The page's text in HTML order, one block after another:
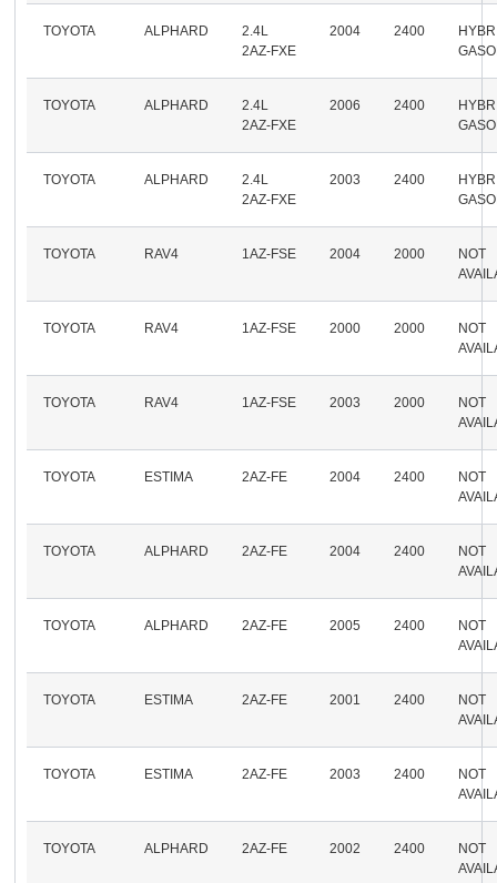
TOYOTA ALPHARD
2.4L
2AZ-FXE
2004 2400
TOYOTA ALPHARD
2.4L
2AZ-FXE
2006 2400
TOYOTA ALPHARD
2.4L
2AZ-FXE
2003 2400
TOYOTA RAV4 1AZ-FSE 2004 2000
NOT
TOYOTA RAV4 1AZ-FSE 2000 2000
NOT
TOYOTA RAV4 1AZ-FSE 2003 2000
NOT
TOYOTA ESTIMA 2AZ-FE 2004 2400
NOT
TOYOTA ALPHARD 2AZ-FE 2004 2400
NOT
TOYOTA ALPHARD 2AZ-FE 2005 2400
NOT
TOYOTA ESTIMA 2AZ-FE 2001 2400
NOT
TOYOTA ESTIMA 2AZ-FE 2003 2400
NOT
TOYOTA ALPHARD 2AZ-FE 2002 2400
NOT